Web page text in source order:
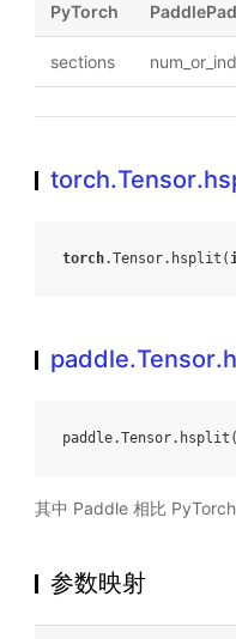
PyTorch
sections
torch.Tensor. hsplit (
paddle.Tensor. hsplit (
其中 Paddle 相比
参数映射